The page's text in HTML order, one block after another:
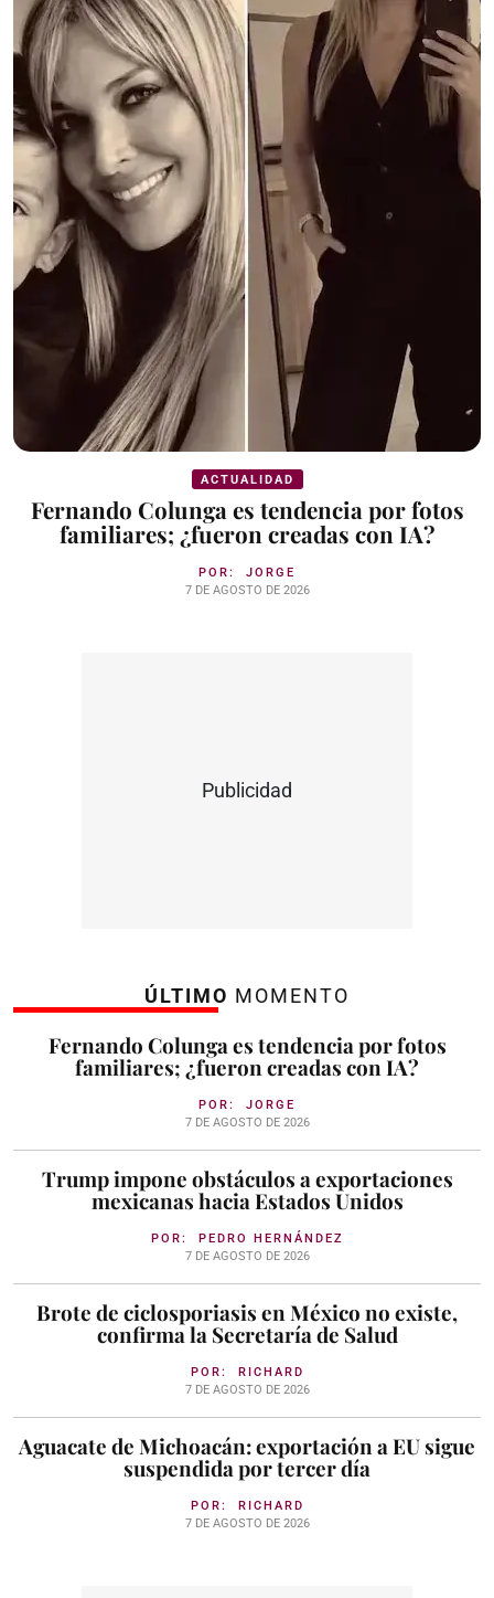
ACTUALIDAD
Fernando Colunga es tendencia por fotos
familiares; ¿fueron creadas con IA?
POR: JORGE
7 DE AGOSTO DE 2026
Publicidad
ÚLTIMO MOMENTO
Fernando Colunga es tendencia por fotos
familiares; ¿fueron creadas con IA?
POR: JORGE
7 DE AGOSTO DE 2026
Trump impone obstáculos a exportaciones
mexicanas hacia Estados Unidos
POR: PEDRO HERNÁNDEZ
7 DE AGOSTO DE 2026
Brote de ciclosporiasis en México no existe,
confirma la Secretaría de Salud
POR: RICHARD
7 DE AGOSTO DE 2026
Aguacate de Michoacán: exportación a EU sigue
suspendida por tercer día
POR: RICHARD
7 DE AGOSTO DE 2026